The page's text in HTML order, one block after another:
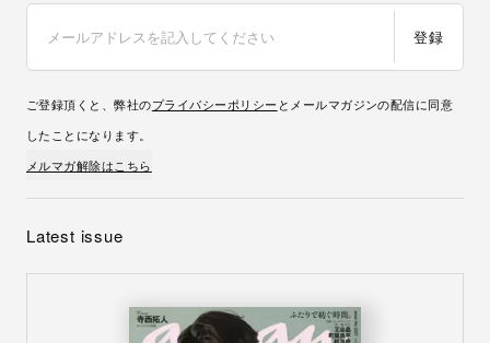
登録
ご登録頂くと、弊社のプライバシーポリシー とメールマガジンの配信に同意
したことになります。
メルマガ解除はこちら
Latest issue